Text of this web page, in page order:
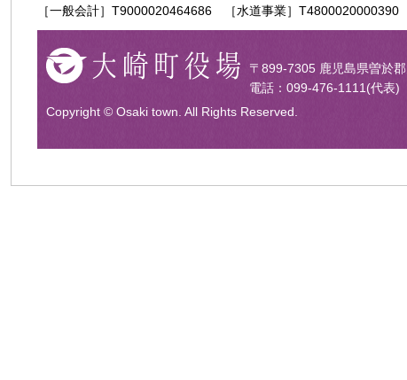
［一般会計］T9000020464686 ［水道事業］
〒899-7305 鹿児島県曽於
電話：099-476-1111(代表)
Copyright © Osaki town. All Rights Reserved.